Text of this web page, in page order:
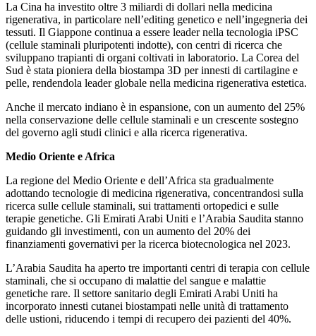
La Cina ha investito oltre 3 miliardi di dollari nella medicina
rigenerativa, in particolare nell’editing genetico e nell’ingegneria dei
tessuti. Il Giappone continua a essere leader nella tecnologia iPSC
(cellule staminali pluripotenti indotte), con centri di ricerca che
sviluppano trapianti di organi coltivati ​​in laboratorio. La Corea del
Sud è stata pioniera della biostampa 3D per innesti di cartilagine e
pelle, rendendola leader globale nella medicina rigenerativa estetica.
Anche il mercato indiano è in espansione, con un aumento del 25%
nella conservazione delle cellule staminali e un crescente sostegno
del governo agli studi clinici e alla ricerca rigenerativa.
Medio Oriente e Africa
La regione del Medio Oriente e dell’Africa sta gradualmente
adottando tecnologie di medicina rigenerativa, concentrandosi sulla
ricerca sulle cellule staminali, sui trattamenti ortopedici e sulle
terapie genetiche. Gli Emirati Arabi Uniti e l’Arabia Saudita stanno
guidando gli investimenti, con un aumento del 20% dei
finanziamenti governativi per la ricerca biotecnologica nel 2023.
L’Arabia Saudita ha aperto tre importanti centri di terapia con cellule
staminali, che si occupano di malattie del sangue e malattie
genetiche rare. Il settore sanitario degli Emirati Arabi Uniti ha
incorporato innesti cutanei biostampati nelle unità di trattamento
delle ustioni, riducendo i tempi di recupero dei pazienti del 40%.